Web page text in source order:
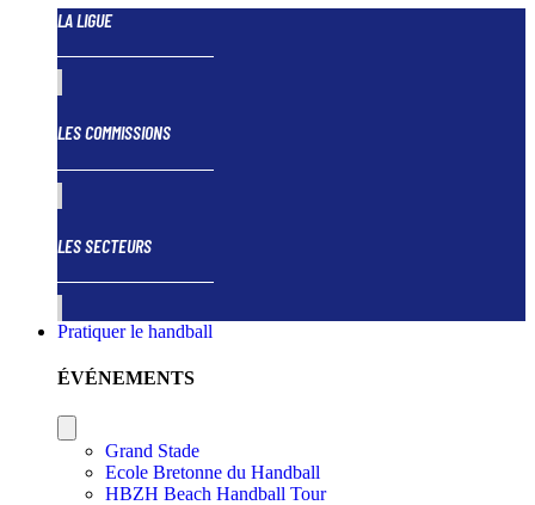
LA LIGUE
LES COMMISSIONS
LES SECTEURS
Pratiquer le handball
ÉVÉNEMENTS
Grand Stade
Ecole Bretonne du Handball
HBZH Beach Handball Tour